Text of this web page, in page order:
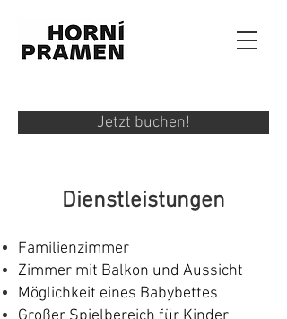
Jetzt buchen!
Dienstleistungen
Familienzimmer
Zimmer mit Balkon und Aussicht
Möglichkeit eines Babybettes